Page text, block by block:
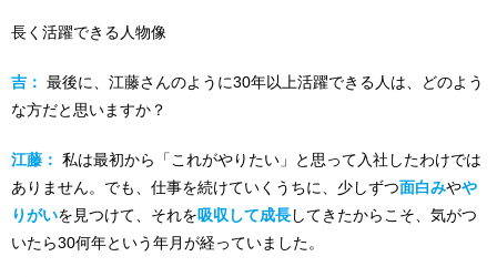
長く活躍できる人物像
吉： 最後に、江藤さんのように30年以上活躍できる人は、どのよう
な方だと思いますか？
江藤： 私は最初から「これがやりたい」と思って入社したわけでは
ありません。でも、仕事を続けていくうちに、少しずつ面白みやや
りがいを見つけて、それを吸収して成長してきたからこそ、気がつ
いたら30何年という年月が経っていました。